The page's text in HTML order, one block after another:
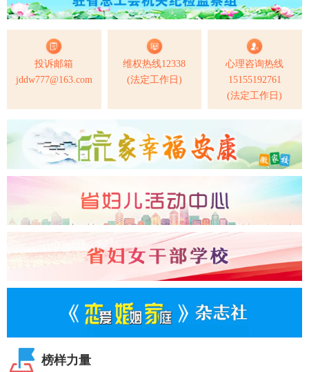
投诉邮箱
jddw777@163.com
维权热线12338
(法定工作日)
心理咨询热线
15155192761
(法定工作日)
榜样力量